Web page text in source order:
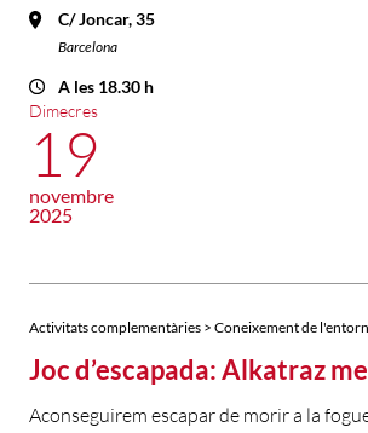
C/ Joncar, 35
Barcelona
A les 18.30 h
Dimecres
19
novembre
2025
Activitats complementàries > Coneixement de l'entorn
Joc d’escapada: Alkatraz
Aconseguirem escapar de morir a la